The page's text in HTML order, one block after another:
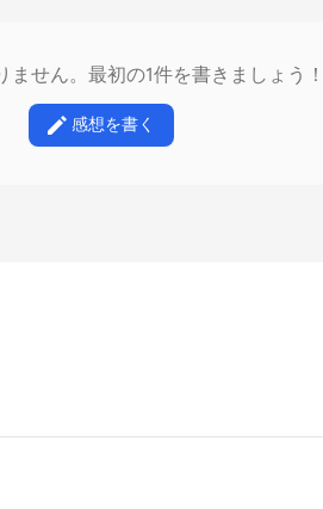
ません。最初の1件を書きましょう！
感想を書く